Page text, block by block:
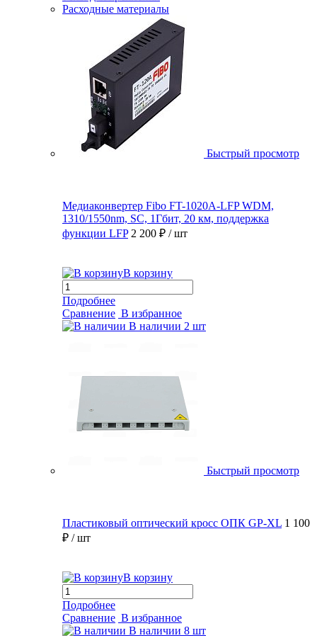
Расходные материалы
Быстрый просмотр
Медиаконвертер Fibo FT-1020A-LFP WDM,
1310/1550nm, SC, 1Гбит, 20 км, поддержка
функции LFP 2 200 ₽ / шт
В корзину
Подробнее
Сравнение В избранное
В наличии 2 шт
Быстрый просмотр
Пластиковый оптический кросс ОПК GP-XL 1 100
₽ / шт
В корзину
Подробнее
Сравнение В избранное
В наличии 8 шт